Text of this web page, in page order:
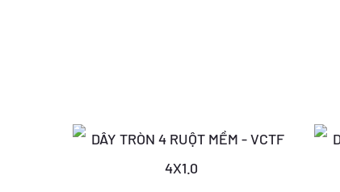
Giá
gốc
Giá
hiện